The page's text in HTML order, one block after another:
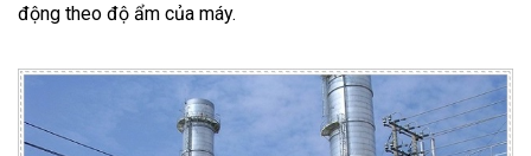
động theo độ ẩm của máy.